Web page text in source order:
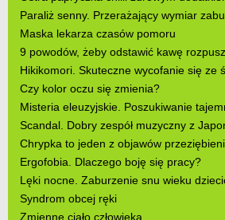
Paraliż senny. Przerażający wymiar
Maska lekarza czasów pomoru
9 powodów, żeby odstawić kawę
Hikikomori. Skuteczne wycofanie się ze
Czy kolor oczu się zmienia?
Misteria eleuzyjskie. Poszukiwanie
Scandal. Dobry zespół muzyczny z
Chrypka to jeden z objawów
Ergofobia. Dlaczego boję się pracy?
Lęki nocne. Zaburzenie snu wieku
Syndrom obcej ręki
Zmienne ciało człowieka